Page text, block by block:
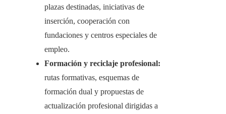
plazas destinadas, iniciativas de
inserción, cooperación con
fundaciones y centros especiales de
empleo.
Formación y reciclaje profesional:
rutas formativas, esquemas de
formación dual y propuestas de
actualización profesional dirigidas a